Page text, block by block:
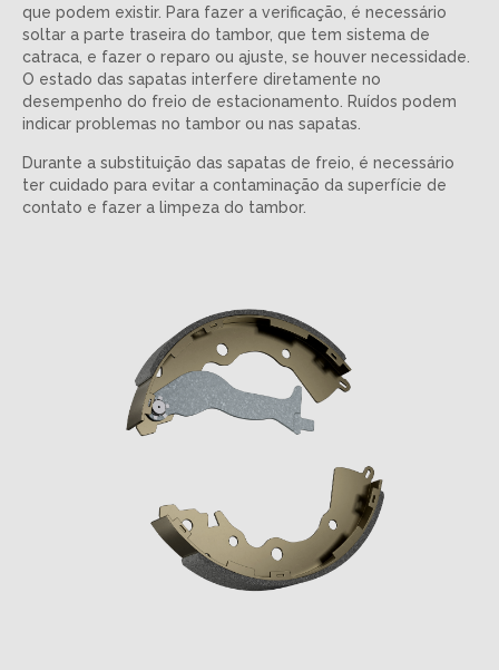
que podem existir. Para fazer a verificação, é necessário
soltar a parte traseira do tambor, que tem sistema de
catraca, e fazer o reparo ou ajuste, se houver necessidade.
O estado das sapatas interfere diretamente no
desempenho do freio de estacionamento. Ruídos podem
indicar problemas no tambor ou nas sapatas.
Durante a substituição das sapatas de freio, é necessário
ter cuidado para evitar a contaminação da superfície de
contato e fazer a limpeza do tambor.